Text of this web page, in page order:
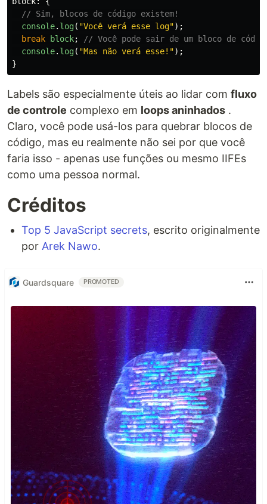
// Sim, blocos de código existem!
console. log( "Você verá esse log");
break
block;
// Você pode sair de um bloco de
console. log( "Mas não verá esse! ");
}
Labels são especialmente úteis ao lidar com fluxo
de controle complexo em loops aninhados .
Claro, você pode usá-los para quebrar blocos de
código, mas eu realmente não sei por que você
faria isso - apenas use funções ou mesmo IIFEs
como uma pessoa normal.
Créditos
Top 5 JavaScript secrets, escrito originalmente
por Arek Nawo.
Guardsquare PROMOTED